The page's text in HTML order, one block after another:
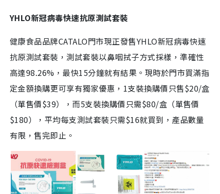
YHLO新冠病毒快速抗原測試套裝
健康食品品牌CATALO門市現正發售YHLO新冠病毒快速
抗原測試套裝，測試套裝以鼻咽拭子方式採樣，準確性
高達98.26%，最快15分鐘就有結果。現時於門市買滿指
定金額換購更可享有獨家優惠，1支裝換購價只售$20/盒
（單售價$39），而5支裝換購價只需$80/盒（單售價
$180），平均每支測試套裝只需$16就買到，產品數量
有限，售完即止。